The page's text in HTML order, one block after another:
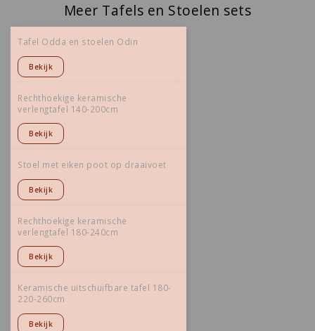
Meer Tafels en Stoelen sets
Tafel Odda en stoelen Odin
Bekijk
Rechthoekige keramische
verlengtafel 140-200cm
Bekijk
Stoel met eiken poot op draaivoet
Bekijk
Rechthoekige keramische
verlengtafel 180-240cm
Bekijk
Keramische uitschuifbare tafel 180-
220-260cm
Bekijk